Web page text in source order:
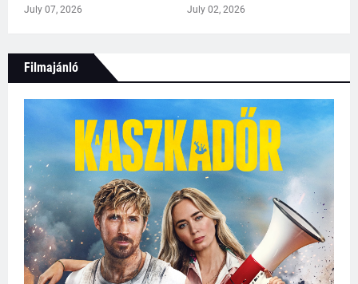
July 07, 2026 July 02, 2026
Filmajánló